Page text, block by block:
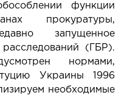
функции
прокуратуры,
запущенное
(ГБР).
нормами,
Украины 1996
необходимые